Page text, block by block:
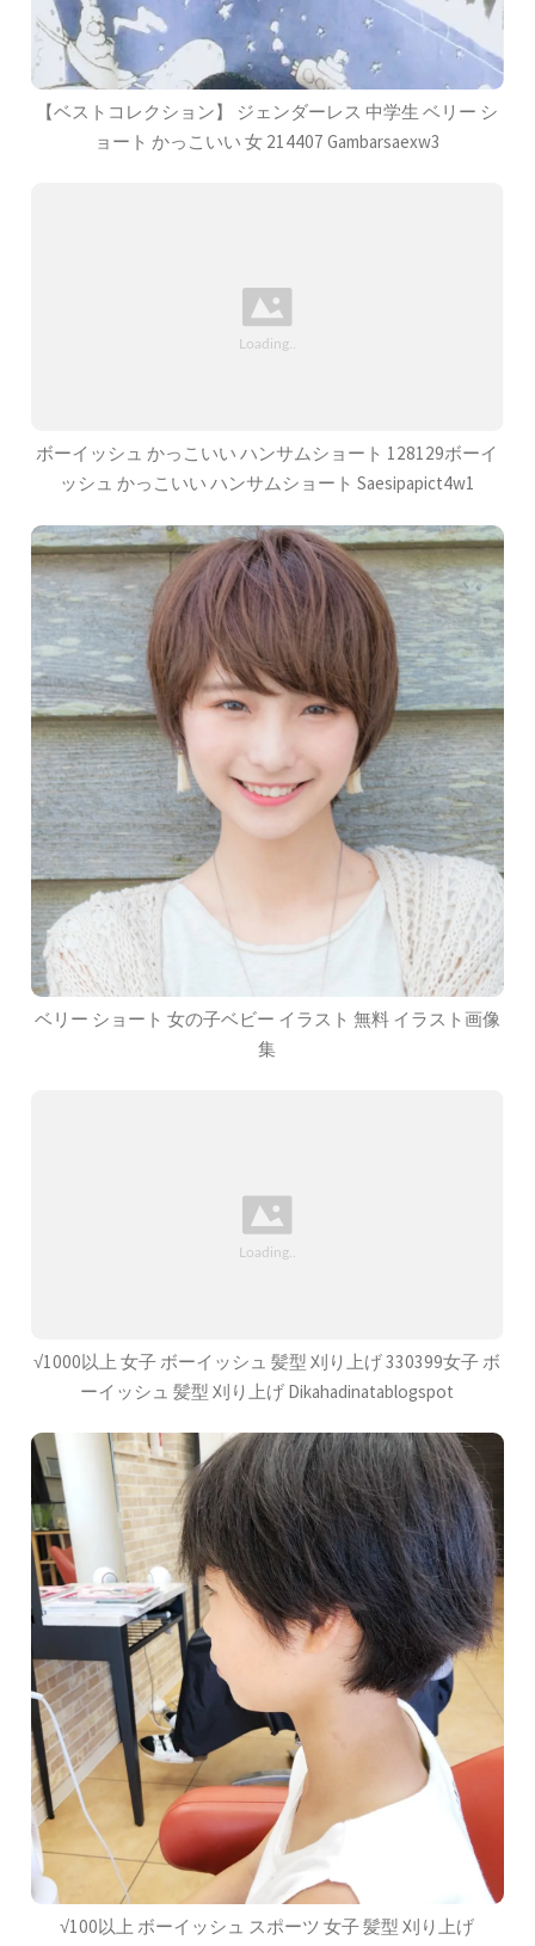
【ベストコレクション】 ジェンダーレス 中学生 ベリー シ
ョート かっこいい 女 214407 Gambarsaexw3
ボーイッシュ かっこいい ハンサムショート 128129ボーイ
ッシュ かっこいい ハンサムショート Saesipapict4w1
ベリー ショート 女の子ベビー イラスト 無料 イラスト画像
集
√1000以上 女子 ボーイッシュ 髪型 刈り上げ 330399女子 ボ
ーイッシュ 髪型 刈り上げ Dikahadinatablogspot
√100以上 ボーイッシュ スポーツ 女子 髪型 刈り上げ